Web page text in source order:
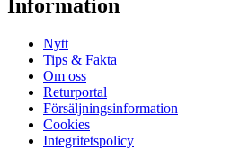
Information
Nytt
Tips & Fakta
Om oss
Returportal
Försäljningsinformation
Cookies
Integritetspolicy